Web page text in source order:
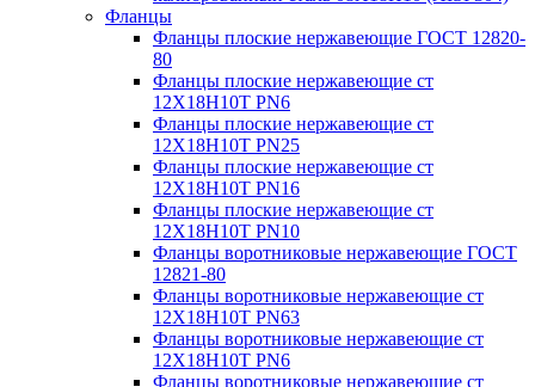
Фланцы
Фланцы плоские нержавеющие ГОСТ 12820-
80
Фланцы плоские нержавеющие ст
12Х18Н10Т PN6
Фланцы плоские нержавеющие ст
12Х18Н10Т PN25
Фланцы плоские нержавеющие ст
12Х18Н10Т PN16
Фланцы плоские нержавеющие ст
12Х18Н10Т PN10
Фланцы воротниковые нержавеющие ГОСТ
12821-80
Фланцы воротниковые нержавеющие ст
12Х18Н10Т PN63
Фланцы воротниковые нержавеющие ст
12Х18Н10Т PN6
Фланцы воротниковые нержавеющие ст